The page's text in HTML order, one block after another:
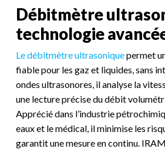
Débitmètre
technologie
Le débitmètre ultrasoniquepermet
fiable pour les gaz et liquides, sans
ondes ultrasonores, il analyse la
une lecture précise du débit
Apprécié dans l’industrie
eaux et le médical, il minimise les
garantit une mesure en continu.